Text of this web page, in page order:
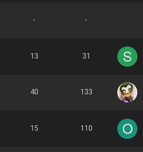
- -
13 31
40 133
15 110